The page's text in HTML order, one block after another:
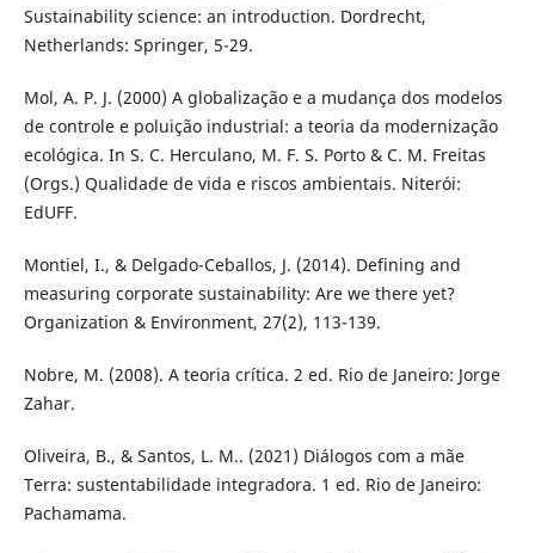
Sustainability science: an introduction. Dordrecht,
Netherlands: Springer, 5-29.
Mol, A. P. J. (2000) A globalização e a mudança dos modelos
de controle e poluição industrial: a teoria da modernização
ecológica. In S. C. Herculano, M. F. S. Porto & C. M. Freitas
(Orgs.) Qualidade de vida e riscos ambientais. Niterói:
EdUFF.
Montiel, I., & Delgado-Ceballos, J. (2014). Defining and
measuring corporate sustainability: Are we there yet?
Organization & Environment, 27(2), 113-139.
Nobre, M. (2008). A teoria crítica. 2 ed. Rio de Janeiro: Jorge
Zahar.
Oliveira, B., & Santos, L. M.. (2021) Diálogos com a mãe
Terra: sustentabilidade integradora. 1 ed. Rio de Janeiro:
Pachamama.